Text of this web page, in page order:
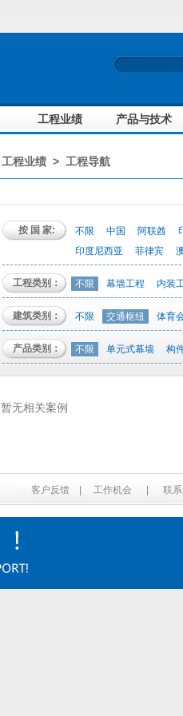
工程业绩 产品与技术
工程业绩> 工程导航
按 国 家: 不限 中国 阿联酋
印度尼西亚
菲律宾
工程类别： 不限 幕墙工程 内装
建筑类别： 不限 交通枢纽 体育
产品类别： 不限 单元式幕墙 构
暂无相关案例
客户反馈 工作机会 联